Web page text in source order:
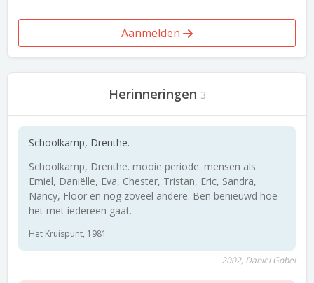
Aanmelden
Herinneringen 3
Schoolkamp, Drenthe.
Schoolkamp, Drenthe. mooie periode. mensen als
Emiel, Daniëlle, Eva, Chester, Tristan, Eric, Sandra,
Nancy, Floor en nog zoveel andere. Ben benieuwd hoe
het met iedereen gaat.
Het Kruispunt, 1981
2002, Daniel Gobel